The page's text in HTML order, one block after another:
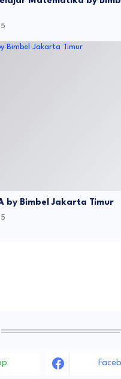
by Bimbel Jakarta Timur